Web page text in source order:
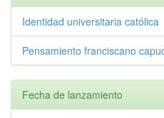
Identidad universitaria católica
Pensamiento franciscano
Fecha de lanzamiento